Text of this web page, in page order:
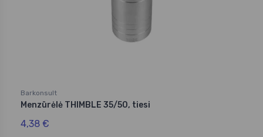
Barkonsult
Menzūrėlė THIMBLE 35/50, tiesi
4,38 €